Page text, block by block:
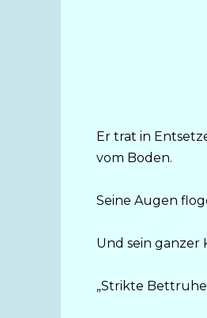
Er trat in
vom Boden.
Seine Augen
Und sein ganzer
„Strikte